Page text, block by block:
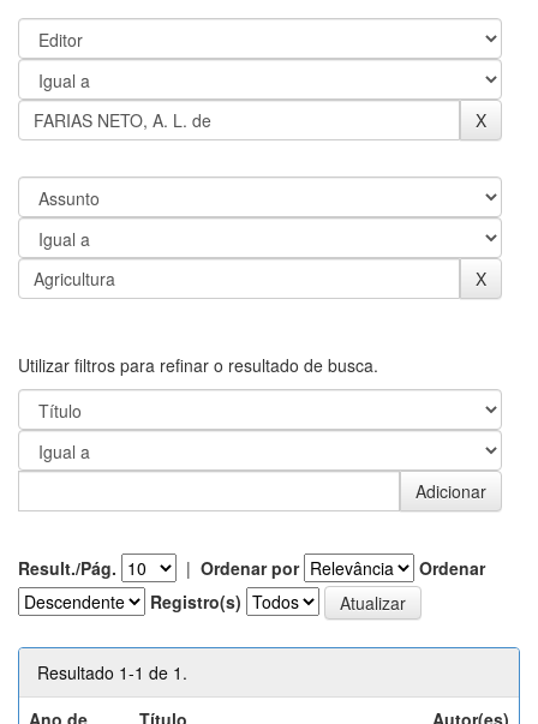
Utilizar filtros para refinar o resultado de busca.
Result./Pág. | Ordenar por
Ordenar
Registro(s)
Resultado 1-1 de 1.
Ano de
Título Autor(es)